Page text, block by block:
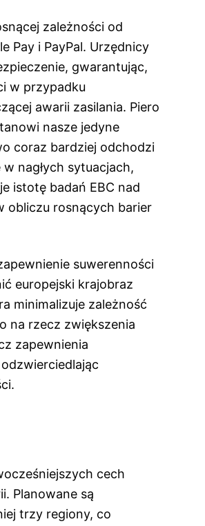
zależności od
Pay i PayPal. Urzędnicy
gwarantując,
w przypadku
awarii zasilania. Piero
nasze jedyne
coraz bardziej odchodzi
nagłych sytuacjach,
istotę badań EBC nad
obliczu rosnących barier
suwerenności
europejski krajobraz
minimalizuje zależność
na rzecz zwiększenia
zapewnienia
cech
Planowane są
trzy regiony, co